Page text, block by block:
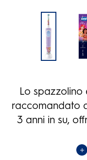
Lo spazzolino
raccomandato
3 anni in su,